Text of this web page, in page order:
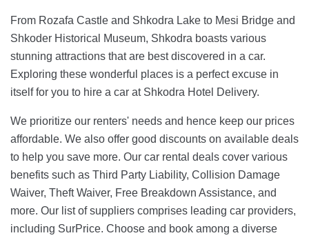
From Rozafa Castle and Shkodra Lake to Mesi Bridge and
Shkoder Historical Museum, Shkodra boasts various
stunning attractions that are best discovered in a car.
Exploring these wonderful places is a perfect excuse in
itself for you to hire a car at Shkodra Hotel Delivery.
We prioritize our renters' needs and hence keep our prices
affordable. We also offer good discounts on available deals
to help you save more. Our car rental deals cover various
benefits such as Third Party Liability, Collision Damage
Waiver, Theft Waiver, Free Breakdown Assistance, and
more. Our list of suppliers comprises leading car providers,
including SurPrice. Choose and book among a diverse